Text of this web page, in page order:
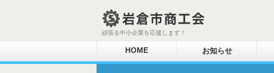
頑張る中小企業を応援します！
HOME お知らせ